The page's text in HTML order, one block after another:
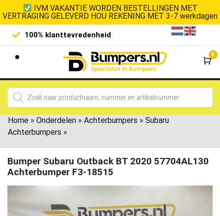
IVM VAKANTIE WORDEN BESTELLINGEN MET
VERTRAGING GELEVERD HOU REKENING MET 3-7 werkdagen
100% klanttevredenheid
0
Home » Onderdelen » Achterbumpers » Subaru
Achterbumpers »
Bumper Subaru Outback BT 2020 57704AL130
Achterbumper F3-18515